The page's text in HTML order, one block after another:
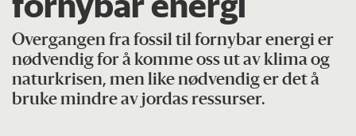
Overgangen fra fossil til fornybar energi er
nødvendig for å komme oss ut av klima og
naturkrisen, men like nødvendig er det å
bruke mindre av jordas ressurser.